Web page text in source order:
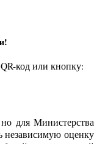
код или кнопку:
для Министерства
независимую оценку